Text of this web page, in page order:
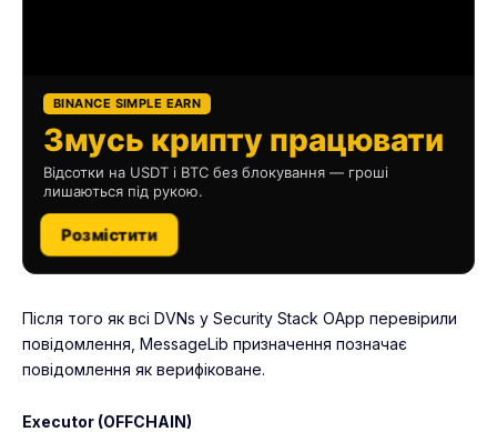
BINANCE SIMPLE EARN
Змусь крипту працювати
Відсотки на USDT і BTC без блокування — гроші
лишаються під рукою.
Розмістити
Після того як всі DVNs у Security Stack OApp перевірили
повідомлення, MessageLib призначення позначає
повідомлення як верифіковане.
Executor (OFFCHAIN)